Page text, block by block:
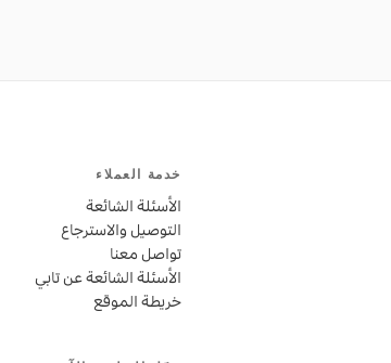
خدمة العملاء
الأسئلة الشائعة
التوصيل والاسترجاع
تواصل معنا
الأسئلة الشائعة عن تابي
خريطة الموقع